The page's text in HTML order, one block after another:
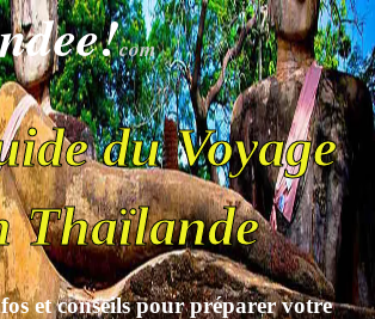
com
du Voyage
Thaïlande
et conseils pour préparer votre